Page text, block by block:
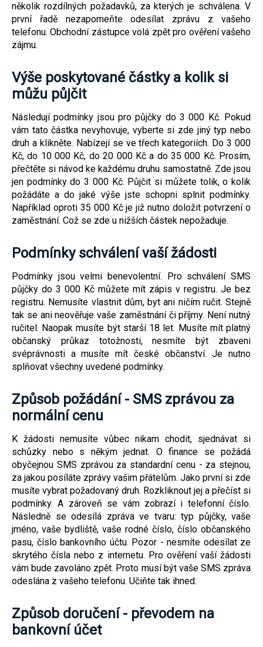
několik rozdílných požadavků, za kterých je schválena. V
první řadě nezapomeňte odesílat zprávu z vašeho
telefonu. Obchodní zástupce volá zpět pro ověření vašeho
zájmu.
Výše poskytované částky a kolik si
můžu půjčit
Následují podmínky jsou pro půjčky do 3 000 Kč. Pokud
vám tato částka nevyhovuje, vyberte si zde jiný typ nebo
druh a klikněte. Nabízejí se ve třech kategoriích. Do 3 000
Kč, do 10 000 Kč, do 20 000 Kč a do 35 000 Kč. Prosím,
přečtěte si návod ke každému druhu samostatně. Zde jsou
jen podmínky do 3 000 Kč. Půjčit si můžete tolik, o kolik
požádáte a do jaké výše jste schopni splnit podmínky.
Například oproti 35 000 Kč je již nutno doložit potvrzení o
zaměstnání. Což se zde u nižších částek nepožaduje.
Podmínky schválení vaší žádosti
Podmínky jsou velmi benevolentní. Pro schválení SMS
půjčky do 3 000 Kč můžete mít zápis v registru. Je bez
registru. Nemusíte vlastnit dům, byt ani ničím ručit. Stejně
tak se ani neověřuje vaše zaměstnání či příjmy. Není nutný
ručitel. Naopak musíte být starší 18 let. Musíte mít platný
občanský průkaz totožnosti, nesmíte být zbaveni
svéprávnosti a musíte mít české občanství. Je nutno
splňovat všechny uvedené podmínky.
Způsob požádání - SMS zprávou za
normální cenu
K žádosti nemusíte vůbec nikam chodit, sjednávat si
schůzky nebo s někým jednat. O finance se požádá
obyčejnou SMS zprávou za standardní cenu - za stejnou,
za jakou posíláte zprávy vašim přátelům. Jako první si zde
musíte vybrat požadovaný druh. Rozkliknout jej a přečíst si
podmínky. A zároveň se vám zobrazí i telefonní číslo.
Následně se odesílá zpráva ve tvaru: typ půjčky, vaše
jméno, vaše bydliště, vaše rodné číslo, číslo občanského
pasu, číslo bankovního účtu. Pozor - nesmíte odesílat ze
skrytého čísla nebo z internetu. Pro ověření vaší žádosti
vám bude zavoláno zpět. Proto musí být vaše SMS zpráva
odeslána z vašeho telefonu. Učiňte tak ihned.
Způsob doručení - převodem na
bankovní účet